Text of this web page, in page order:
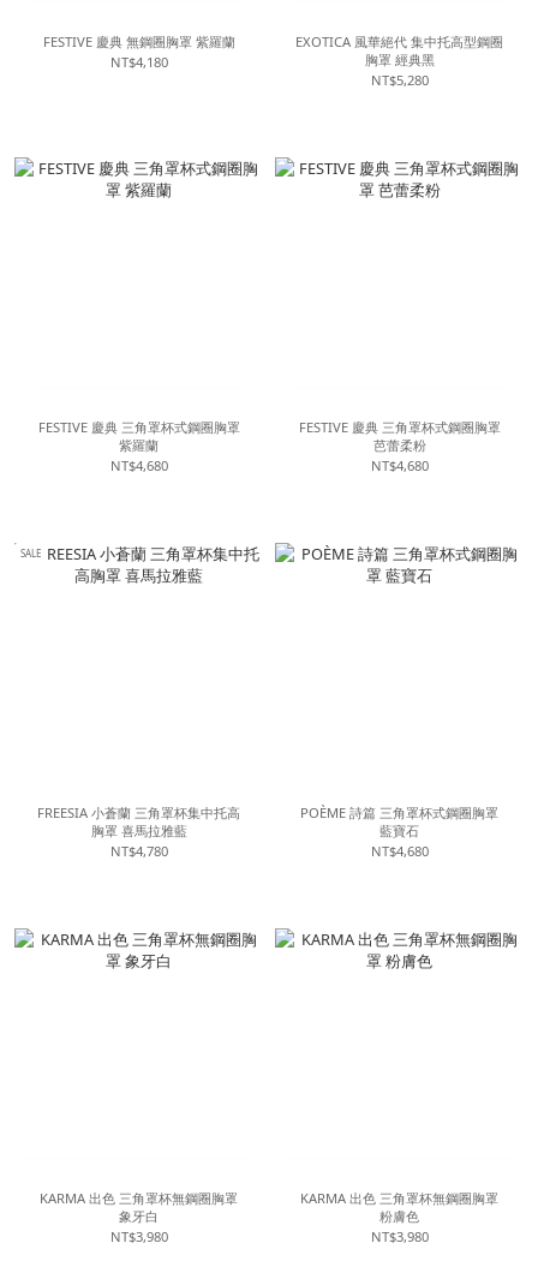
FESTIVE 慶典 無鋼圈胸罩 紫羅蘭
NT$4,180
EXOTICA 風華絕代 集中托高型鋼圈
胸罩 經典黑
NT$5,280
FESTIVE 慶典 三角罩杯式鋼圈胸罩
紫羅蘭
NT$4,680
FESTIVE 慶典 三角罩杯式鋼圈胸罩
芭蕾柔粉
NT$4,680
SALE
FREESIA 小蒼蘭 三角罩杯集中托高
胸罩 喜馬拉雅藍
NT$4,780
POÈME 詩篇 三角罩杯式鋼圈胸罩
藍寶石
NT$4,680
KARMA 出色 三角罩杯無鋼圈胸罩
象牙白
NT$3,980
KARMA 出色 三角罩杯無鋼圈胸罩
粉膚色
NT$3,980